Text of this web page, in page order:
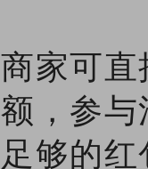
商家可
额，参
足够的